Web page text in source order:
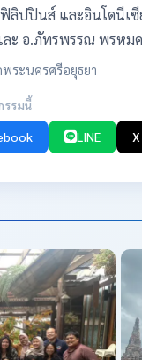
ลิปปินส์ และอินโดนีเซี
ะ อ.ภัทรพรรณ พรหม
ระนครศรีอยุธยา
รรมนี้
LINE